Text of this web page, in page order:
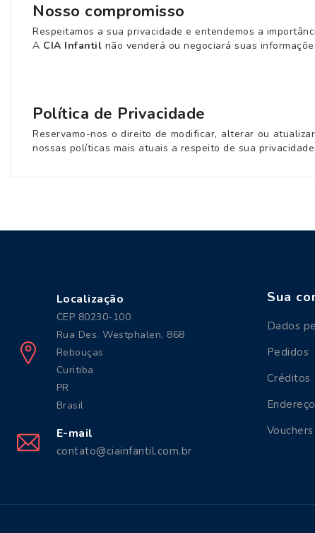
Nosso compromisso
Respeitamos a sua privacidade e entendemos a
A CIA Infantil não venderá ou negociará suas
Política de Privacidade
Reservamo-nos o direito de modificar, alterar ou
nossas políticas mais atuais a respeito de sua privacidade.
Localização
CEP 80230-100
Rua Des. Westphalen, 868
Rebouças
Curitiba
PR
Brasil
E-mail
contato@ciainfantil.com.br
Sua
Dados
Pedidos
Créditos
Vouchers